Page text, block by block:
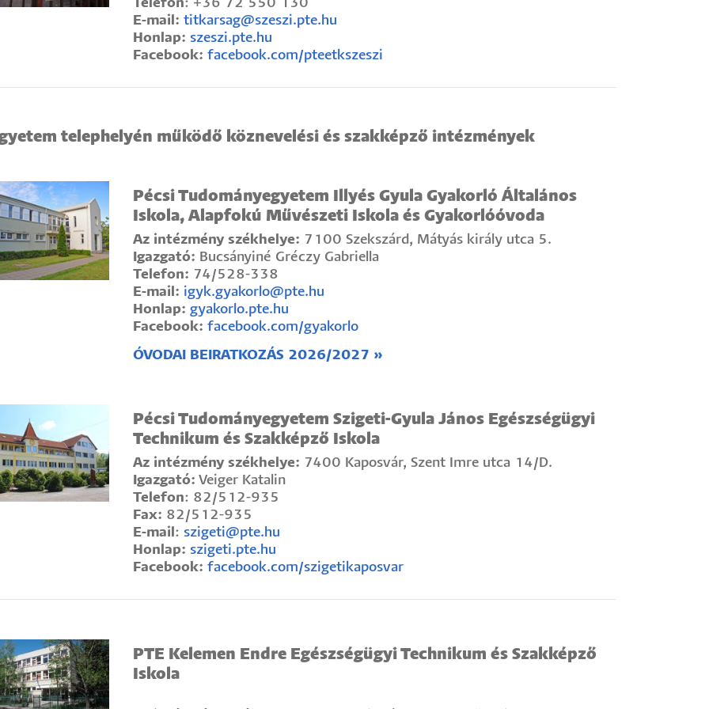
Telefon: +36 72 550 130
E-mail: titkarsag@szeszi.pte.hu
Honlap: szeszi.pte.hu
Facebook: facebook.com/pteetkszeszi
telephelyén működő köznevelési és szakképző intézmények
Pécsi Tudományegyetem Illyés Gyula Gyakorló Általános
Iskola, Alapfokú Művészeti Iskola és Gyakorlóóvoda
Az intézmény székhelye: 7100 Szekszárd, Mátyás király utca 5.
Igazgató: Bucsányiné Gréczy Gabriella
Telefon: 74/528-338
E-mail: igyk.gyakorlo@pte.hu
Honlap: gyakorlo.pte.hu
Facebook: facebook.com/gyakorlo
ÓVODAI BEIRATKOZÁS 2026/2027 »
Pécsi Tudományegyetem Szigeti-Gyula János Egészségügyi
Technikum és Szakképző Iskola
Az intézmény székhelye: 7400 Kaposvár, Szent Imre utca 14/D.
Igazgató: Veiger Katalin
Telefon: 82/512-935
Fax: 82/512-935
E-mail : szigeti@pte.hu
Honlap: szigeti.pte.hu
Facebook: facebook.com/szigetikaposvar
PTE Kelemen Endre Egészségügyi Technikum és Szakképző
Iskola